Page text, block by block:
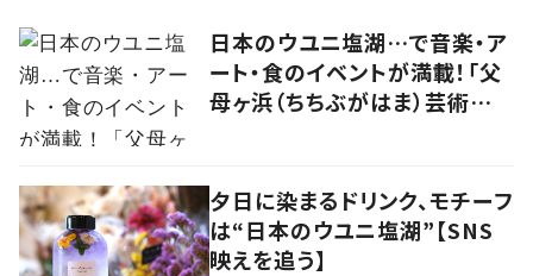
日本のウユニ塩湖…で音楽・ア
ート・食のイベントが満載！「父
母ヶ浜（ちちぶがはま）芸術祭
夕日に染まるドリンク、モチーフ
は“日本のウユニ塩湖”【SNS
映えを追う】